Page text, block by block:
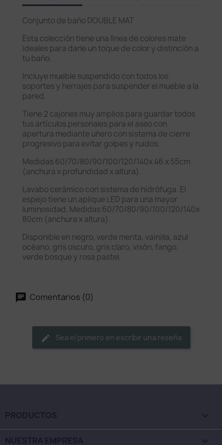
Conjunto de baño DOUBLE MAT
Esta colección tiene una línea de colores mate
ideales para darle un toque de color y distinción a
tu baño.
Incluye mueble suspendido con todos los
soportes y herrajes para suspender el mueble a la
pared.
Tiene 2 cajones muy amplios para guardar todos
tus artículos personales para el aseo con
apertura mediante uñero con sistema de cierre
progresivo para evitar golpes y ruidos.
Medidas 60/70/80/90/100/120/140x 46 x 55cm
(anchura x profundidad x altura).
Lavabo cerámico con sistema de hidrófuga. El
espejo tiene un aplique LED para una mayor
luminosidad. Medidas 60/70/80/90/100/120/140x
80cm (anchura x altura).
Disponible en negro, verde menta, vainilla, azul
océano, gris oscuro, gris claro, visón, fango,
verde bosque y rosa pastel.
Comentarios (0)
Sea el primero en escribir una reseña